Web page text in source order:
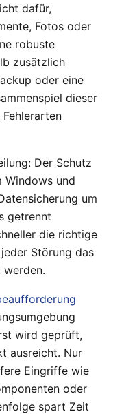
dafür,
Fotos oder
robuste
zusätzlich
oder eine
dieser
Der Schutz
Windows und
um
getrennt
die richtige
Störung das
wird geprüft,
ausreicht. Nur
Eingriffe wie
oder
spart Zeit